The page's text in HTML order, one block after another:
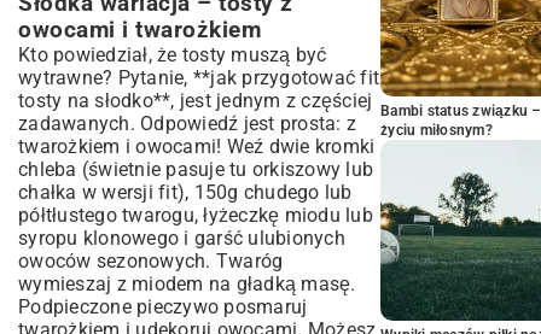
owocami i twarożkiem
Kto powiedział, że tosty muszą być
wytrawne? Pytanie, **jak przygotować fit
tosty na słodko**, jest jednym z częściej
zadawanych. Odpowiedź jest prosta: z
twarożkiem i owocami! Weź dwie kromki
chleba (świetnie pasuje tu orkiszowy lub
chałka w wersji fit), 150g chudego lub
półtłustego twarogu, łyżeczkę miodu lub
syropu klonowego i garść ulubionych
owoców sezonowych. Twaróg
wymieszaj z miodem na gładką masę.
Podpieczone pieczywo posmaruj
Bambi status związku
życiu miłosnym?